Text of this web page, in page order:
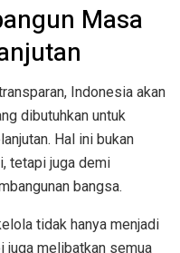
Masa
Indonesia akan
dibutuhkan untuk
Hal ini bukan
tetapi juga demi
bangsa.
tidak hanya menjadi
juga melibatkan semua